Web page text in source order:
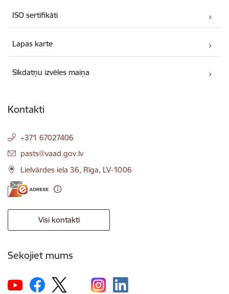
ISO sertifikāti
Lapas karte
Sīkdatņu izvēles maiņa
Kontakti
+371 67027406
E-pasts:
pasts@vaad.gov.lv
Lielvārdes iela 36, Rīga, LV-1006
Visi kontakti
Sekojiet mums